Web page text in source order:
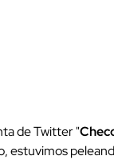
de Twitter "
estuvimos